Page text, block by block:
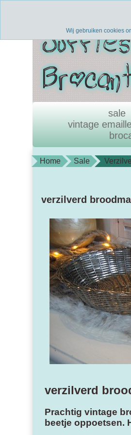
sale
vintage
Home Sale
verzilverd
verzilverd
Prachtig vintage
beetje oppoetsen.
Wij gebruiken cookies